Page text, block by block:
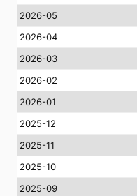
2026-05
2026-04
2026-03
2026-02
2026-01
2025-12
2025-11
2025-10
2025-09